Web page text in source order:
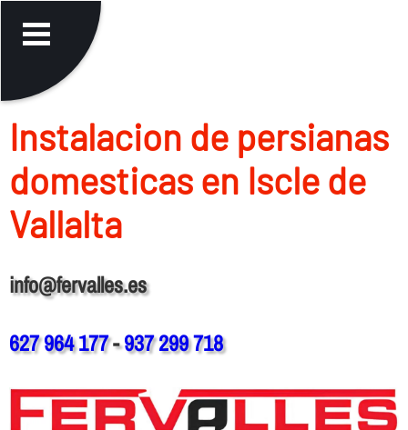
Instalacion de persianas
domesticas en Iscle de
Vallalta
info@fervalles.es
627 964 177-937 299 718